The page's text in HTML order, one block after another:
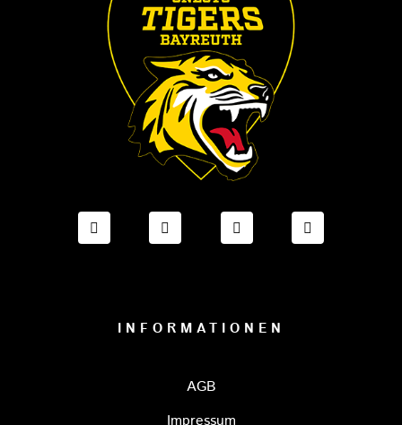
FACEBOOK ONESTO TIGERS BAYREUTH
INSTAGRAM ONESTO TIGERS
TIKTOK ONESTO
INFORMATIONEN
AGB